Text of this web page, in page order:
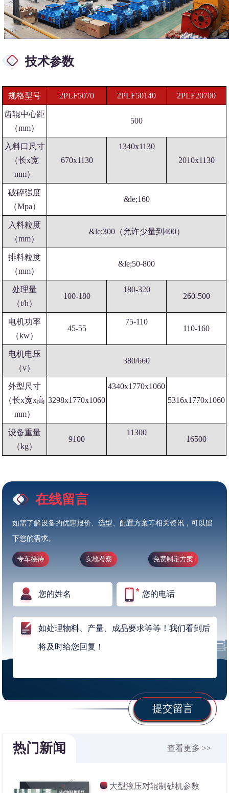
技术参数
规格型号 2PLF5070 2PLF50140 2PLF20700
齿辊中心距
（mm）
500
入料口尺寸
（长x宽
mm）
670x1130
1340x1130
2010x1130
破碎强度
（Mpa）
&le;160
入料粒度
（mm）
&le;300（允许少量到400）
排料粒度
（mm）
&le;50-800
处理量
（t/h）
100-180
180-320
260-500
电机功率
（kw）
45-55
75-110
110-160
电机电压
（v）
380/660
外型尺寸
（长x宽x高
mm）
3298x1770x1060
4340x1770x1060
5316x1770x1060
设备重量
（kg）
9100
11300
16500
在线留言
如需了解设备的优惠报价、选型、配置方案等相关资讯，可以留
下您的需求。
专车接待 实地考察 免费制定方案
提交留言
热门新闻 查看更多 >>
大型液压对辊制砂机参数